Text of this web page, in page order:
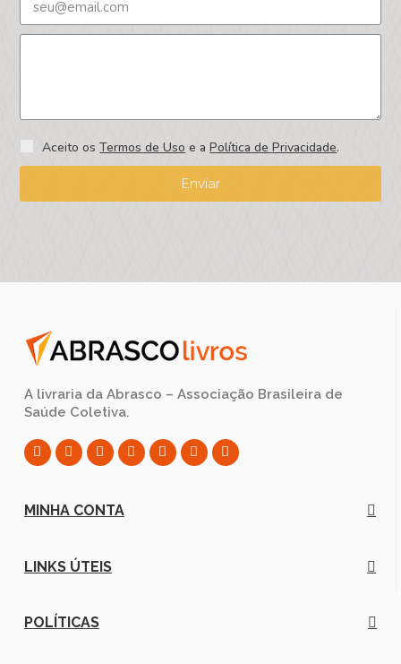
Aceito osTermos de Uso e aPolítica de Privacidade.
Enviar
A livraria da Abrasco – Associação Brasileira de
Saúde Coletiva.
MINHA CONTA
LINKS ÚTEIS
POLÍTICAS